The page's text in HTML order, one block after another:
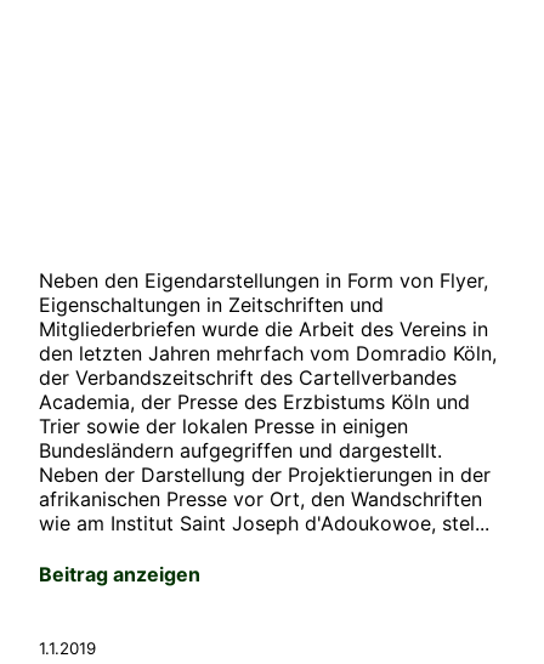
Neben den Eigendarstellungen in Form von Flyer,
Eigenschaltungen in Zeitschriften und
Mitgliederbriefen wurde die Arbeit des Vereins in
den letzten Jahren mehrfach vom Domradio Köln,
der Verbandszeitschrift des Cartellverbandes
Academia, der Presse des Erzbistums Köln und
Trier sowie der lokalen Presse in einigen
Bundesländern aufgegriffen und dargestellt.
Neben der Darstellung der Projektierungen in der
afrikanischen Presse vor Ort, den Wandschriften
wie am Institut Saint Joseph d'Adoukowoe, stel...
Beitrag anzeigen
1.1.2019